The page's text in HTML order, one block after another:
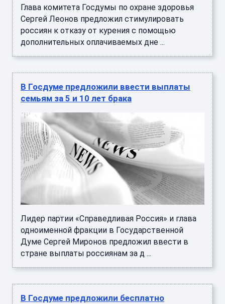
Глава комитета Госдумы по охране здоровья
Сергей Леонов предложил стимулировать
россиян к отказу от курения с помощью
дополнительных оплачиваемых дне ...
В Госдуме предложили ввести выплаты
семьям за 5 и 10 лет брака
Лидер партии «Справедливая Россия» и глава
одноименной фракции в Государственной
Думе Сергей Миронов предложил ввести в
стране выплаты россиянам за д ...
В Госдуме предложили бесплатно